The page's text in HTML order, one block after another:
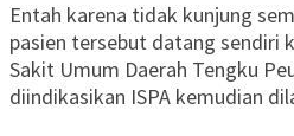
Entah karena tidak kunjung
pasien tersebut datang sendiri
Sakit Umum Daerah Tengku
diindikasikan ISPA kemudian